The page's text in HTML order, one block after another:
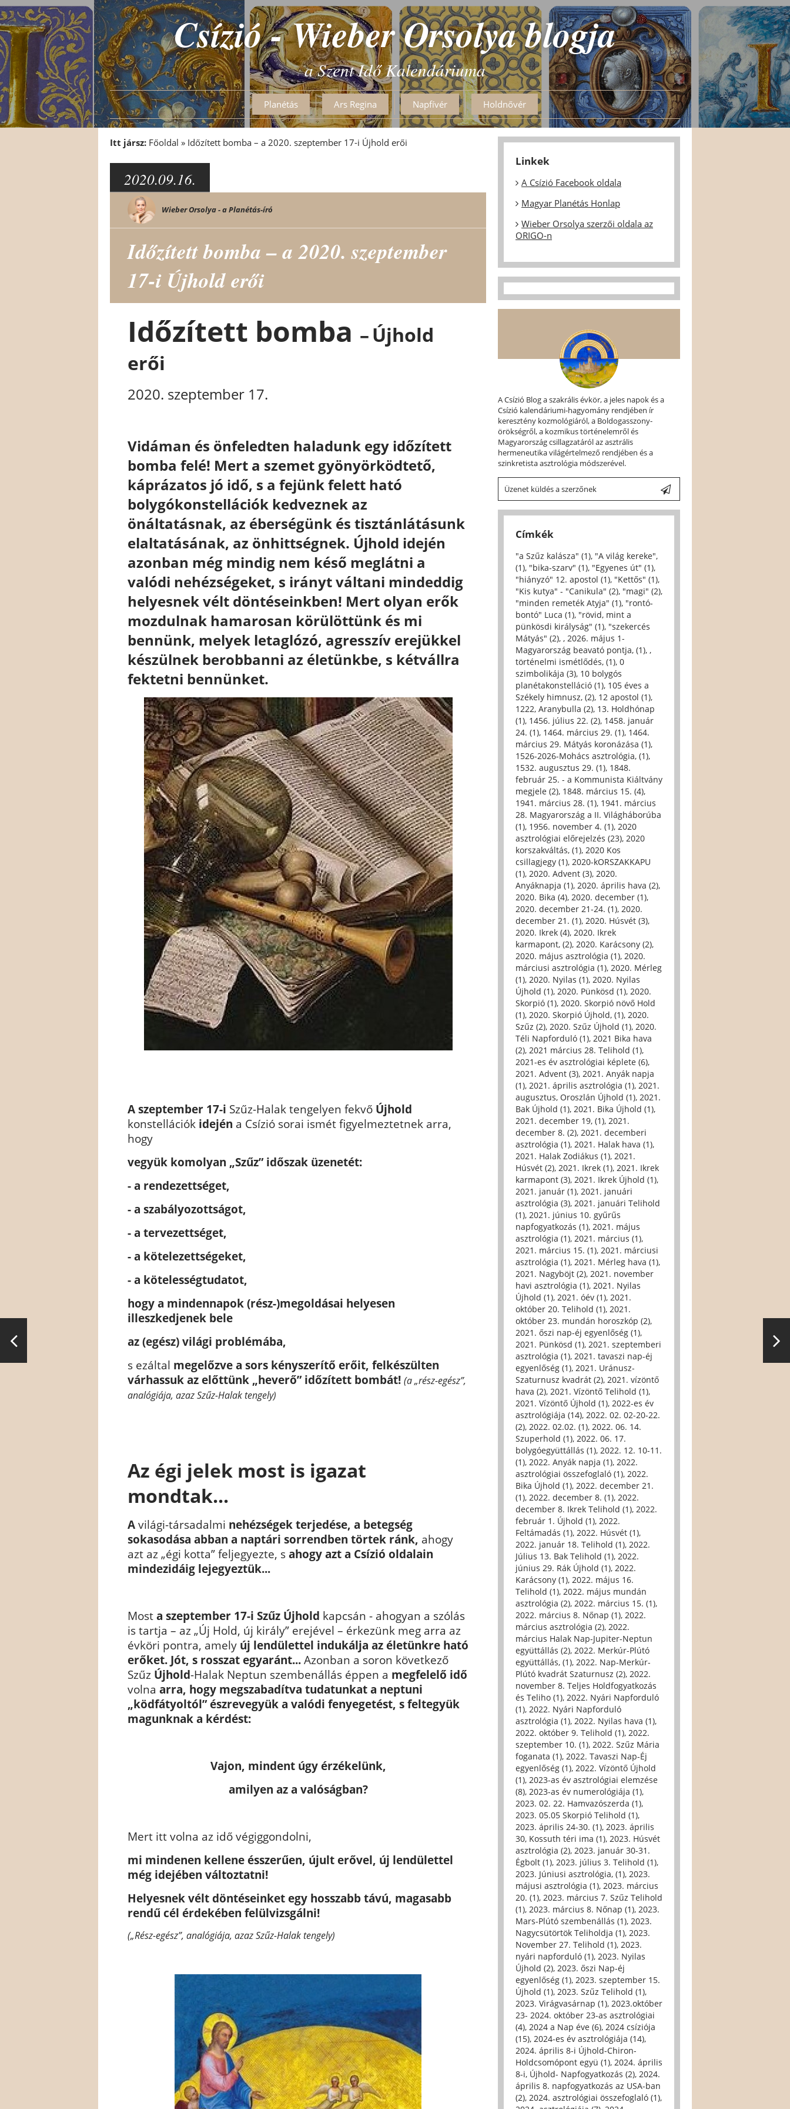
Csízió - Wieber Orsolya blogja
a Szent Idő Kalendáriuma
Planétás Ars Regina Napfívér Holdnővér
Itt jársz: Főoldal » Időzített bomba – a 2020. szeptember 17-i Újhold erői
2020.09.16.
Wieber Orsolya - a Planétás-író
Időzített bomba – a 2020. szeptember
17-i Újhold erői
Időzített bomba –Újhold
erői
2020. szeptember 17.
Vidáman és önfeledten haladunk egy időzített
bomba felé! Mert a szemet gyönyörködtető,
káprázatos jó idő, s a fejünk felett ható
bolygókonstellációk kedveznek az
önáltatásnak, az éberségünk és tisztánlátásunk
elaltatásának, az önhittségnek. Újhold idején
azonban még mindig nem késő meglátni a
valódi nehézségeket, s irányt váltani mindeddig
helyesnek vélt döntéseinkben! Mert olyan erők
mozdulnak hamarosan körülöttünk és mi
bennünk, melyek letaglózó, agresszív erejükkel
készülnek berobbanni az életünkbe, s kétvállra
fektetni bennünket.
A szeptember 17-i Szűz-Halak tengelyen fekvő Újhold
konstellációk idején a Csízió sorai ismét figyelmeztetnek arra,
hogy
vegyük komolyan „Szűz” időszak üzenetét:
- a rendezettséget,
- a szabályozottságot,
- a tervezettséget,
- a kötelezettségeket,
- a kötelességtudatot,
hogy a mindennapok (rész-)megoldásai helyesen
illeszkedjenek bele
az (egész) világi problémába,
s ezáltal megelőzve a sors kényszerítő erőit, felkészülten
várhassuk az előttünk „heverő” időzített bombát! (a „rész-egész”,
analógiája, azaz Szűz-Halak tengely)
Az égi jelek most is igazat
mondtak...
A világi-társadalmi nehézségek terjedése, a betegség
sokasodása abban a naptári sorrendben törtek ránk, ahogy
azt az „égi kotta” feljegyezte, s ahogy azt a Csízió oldalain
mindezidáig lejegyeztük...
Most a szeptember 17-i Szűz Újhold kapcsán - ahogyan a szólás
is tartja – az „Új Hold, új király” erejével – érkezünk meg arra az
évköri pontra, amely új lendülettel indukálja az életünkre ható
erőket. Jót, s rosszat egyaránt... Azonban a soron következő
Szűz Újhold-Halak Neptun szembenállás éppen a megfelelő idő
volna arra, hogy megszabadítva tudatunkat a neptuni
„ködfátyoltól” észrevegyük a valódi fenyegetést, s feltegyük
magunknak a kérdést:
Vajon, mindent úgy érzékelünk,
amilyen az a valóságban?
Mert itt volna az idő végiggondolni,
mi mindenen kellene ésszerűen, újult erővel, új lendülettel
még idejében változtatni!
Helyesnek vélt döntéseinket egy hosszabb távú, magasabb
rendű cél érdekében felülvizsgálni!
(„Rész-egész”, analógiája, azaz Szűz-Halak tengely)
Linkek
A Csízió Facebook oldala
Magyar Planétás Honlap
Wieber Orsolya szerzői oldala az
ORIGO-n
A Csízió Blog a szakrális évkör, a jeles napok és a
Csízió kalendáriumi-hagyomány rendjében ír
keresztény kozmológiáról, a Boldogasszony-
örökségről, a kozmikus történelemről és
Magyarország csillagzatáról az asztrális
hermeneutika világértelmező rendjében és a
szinkretista asztrológia módszerével.
Üzenet küldés a szerzőnek
Címkék
"a Szűz kalásza" (1), "A világ kereke",
(1), "bika-szarv" (1), "Egyenes út" (1),
"hiányzó" 12. apostol (1), "Kettős" (1),
"Kis kutya" - "Canikula" (2), "magi" (2),
"minden remeték Atyja" (1), "rontó-
bontó" Luca (1), "rövid, mint a
pünkösdi királyság" (1), "szekercés
Mátyás" (2), , 2026. május 1-
Magyarország beavató pontja, (1), ,
történelmi ismétlődés, (1), 0
szimbolikája (3), 10 bolygós
planétakonstelláció (1), 105 éves a
Székely himnusz, (2), 12 apostol (1),
1222, Aranybulla (2), 13. Holdhónap
(1), 1456. július 22. (2), 1458. január
24. (1), 1464. március 29. (1), 1464.
március 29. Mátyás koronázása (1),
1526-2026-Mohács asztrológia, (1),
1532. augusztus 29. (1), 1848.
február 25. - a Kommunista Kiáltvány
megjele (2), 1848. március 15. (4),
1941. március 28. (1), 1941. március
28. Magyarország a II. Világháborúba
(1), 1956. november 4. (1), 2020
asztrológiai előrejelzés (23), 2020
korszakváltás, (1), 2020 Kos
csillagjegy (1), 2020-kORSZAKKAPU
(1), 2020. Advent (3), 2020.
Anyáknapja (1), 2020. április hava (2),
2020. Bika (4), 2020. december (1),
2020. december 21-24. (1), 2020.
december 21. (1), 2020. Húsvét (3),
2020. Ikrek (4), 2020. Ikrek
karmapont, (2), 2020. Karácsony (2),
2020. május asztrológia (1), 2020.
márciusi asztrológia (1), 2020. Mérleg
(1), 2020. Nyilas (1), 2020. Nyilas
Újhold (1), 2020. Pünkösd (1), 2020.
Skorpió (1), 2020. Skorpió növő Hold
(1), 2020. Skorpió Újhold, (1), 2020.
Szűz (2), 2020. Szűz Újhold (1), 2020.
Téli Napforduló (1), 2021 Bika hava
(2), 2021 március 28. Telihold (1),
2021-es év asztrológiai képlete (6),
2021. Advent (3), 2021. Anyák napja
(1), 2021. április asztrológia (1), 2021.
augusztus, Oroszlán Újhold (1), 2021.
Bak Újhold (1), 2021. Bika Újhold (1),
2021. december 19, (1), 2021.
december 8. (2), 2021. decemberi
asztrológia (1), 2021. Halak hava (1),
2021. Halak Zodiákus (1), 2021.
Húsvét (2), 2021. Ikrek (1), 2021. Ikrek
karmapont (3), 2021. Ikrek Újhold (1),
2021. január (1), 2021. januári
asztrológia (3), 2021. januári Telihold
(1), 2021. június 10. gyűrűs
napfogyatkozás (1), 2021. május
asztrológia (1), 2021. március (1),
2021. március 15. (1), 2021. márciusi
asztrológia (1), 2021. Mérleg hava (1),
2021. Nagyböjt (2), 2021. november
havi asztrológia (1), 2021. Nyilas
Újhold (1), 2021. óév (1), 2021.
október 20. Telihold (1), 2021.
október 23. mundán horoszkóp (2),
2021. őszi nap-éj egyenlőség (1),
2021. Pünkösd (1), 2021. szeptemberi
asztrológia (1), 2021. tavaszi nap-éj
egyenlőség (1), 2021. Uránusz-
Szaturnusz kvadrát (2), 2021. vízöntő
hava (2), 2021. Vízöntő Telihold (1),
2021. Vízöntő Újhold (1), 2022-es év
asztrológiája (14), 2022. 02. 02-20-22.
(2), 2022. 02.02. (1), 2022. 06. 14.
Szuperhold (1), 2022. 06. 17.
bolygóegyüttállás (1), 2022. 12. 10-11.
(1), 2022. Anyák napja (1), 2022.
asztrológiai összefoglaló (1), 2022.
Bika Újhold (1), 2022. december 21.
(1), 2022. december 8. (1), 2022.
december 8. Ikrek Telihold (1), 2022.
február 1. Újhold (1), 2022.
Feltámadás (1), 2022. Húsvét (1),
2022. január 18. Telihold (1), 2022.
Július 13. Bak Telihold (1), 2022.
június 29. Rák Újhold (1), 2022.
Karácsony (1), 2022. május 16.
Telihold (1), 2022. május mundán
asztrológia (2), 2022. március 15. (1),
2022. március 8. Nőnap (1), 2022.
március asztrológia (2), 2022.
március Halak Nap-Jupiter-Neptun
együttállás (2), 2022. Merkúr-Plútó
együttállás, (1), 2022. Nap-Merkúr-
Plútó kvadrát Szaturnusz (2), 2022.
november 8. Teljes Holdfogyatkozás
és Teliho (1), 2022. Nyári Napforduló
(1), 2022. Nyári Napforduló
asztrológia (1), 2022. Nyilas hava (1),
2022. október 9. Telihold (1), 2022.
szeptember 10. (1), 2022. Szűz Mária
foganata (1), 2022. Tavaszi Nap-Éj
egyenlőség (1), 2022. Vízöntő Újhold
(1), 2023-as év asztrológiai elemzése
(8), 2023-as év numerológiája (1),
2023. 02. 22. Hamvazószerda (1),
2023. 05.05 Skorpió Telihold (1),
2023. április 24-30. (1), 2023. április
30, Kossuth téri ima (1), 2023. Húsvét
asztrológia (2), 2023. január 30-31.
Égbolt (1), 2023. július 3. Telihold (1),
2023. Júniusi asztrológia, (1), 2023.
májusi asztrológia (1), 2023. március
20. (1), 2023. március 7. Szűz Telihold
(1), 2023. március 8. Nőnap (1), 2023.
Mars-Plútó szembenállás (1), 2023.
Nagycsütörtök Teliholdja (1), 2023.
November 27. Telihold (1), 2023.
nyári napforduló (1), 2023. Nyilas
Újhold (2), 2023. őszi Nap-éj
egyenlőség (1), 2023. szeptember 15.
Újhold (1), 2023. Szűz Telihold (1),
2023. Virágvasárnap (1), 2023.október
23- 2024. október 23-as asztrológiai
(4), 2024 a Nap éve (6), 2024 csíziója
(15), 2024-es év asztrológiája (14),
2024. április 8-i Újhold-Chiron-
Holdcsomópont együ (1), 2024. április
8-i, Újhold- Napfogyatkozás (2), 2024.
április 8. napfogyatkozás az USA-ban
(2), 2024. asztrológiai összefoglaló (1),